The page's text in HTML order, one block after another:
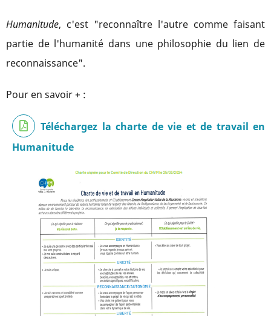
Humanitude, c'est "reconnaître l'autre comme faisant
partie de l'humanité dans une philosophie du lien de
reconnaissance".
Pour en savoir + :
Téléchargez la charte de vie et de travail en
Humanitude